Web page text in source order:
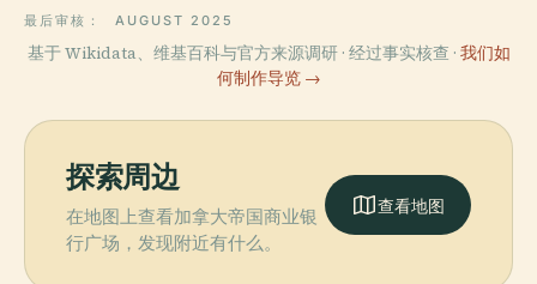
最后审核： AUGUST 2025
基于 Wikidata、维基百科与官方来源调研 · 经过事实核查 · 我们如
何制作导览 →
探索周边
在地图上查看加拿大帝国商业银
行广场，发现附近有什么。
查看地图